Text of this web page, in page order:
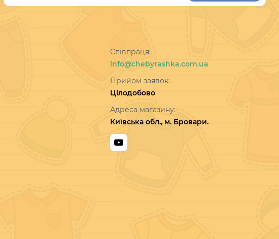
Співпраця:
info@chebyrashka.com.ua
Прийом заявок:
Цілодобово
Адреса магазину:
Київська обл., м. Бровари.